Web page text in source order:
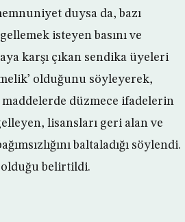
duysa da, bazı
isteyen basını ve
karşı çıkan sendika üyeleri
olduğunu söyleyerek,
düzmece ifadelerin
lisansları geri alan ve
baltaladığı söylendi.
belirtildi.